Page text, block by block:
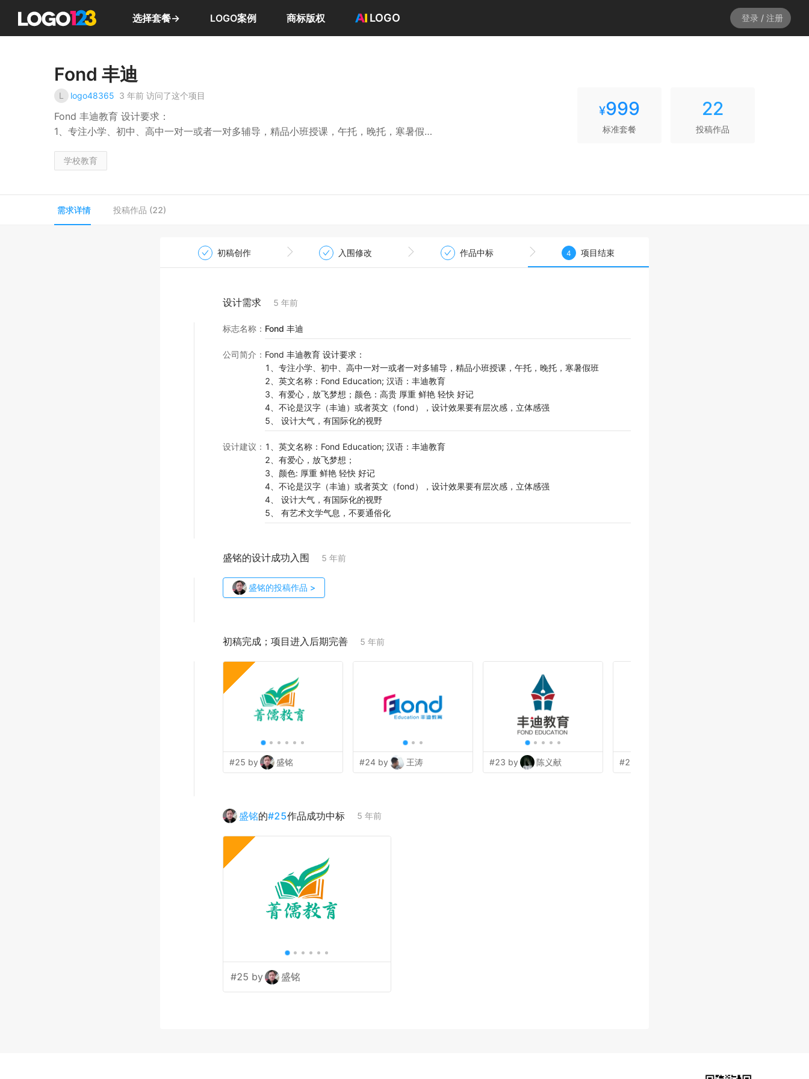
选择套餐→ LOGO案例 商标版权 LOGO 登录 / 注册
Fond 丰迪
L logo48365 3 年前 访问了这个项目
Fond 丰迪教育 设计要求：
1、专注小学、初中、高中一对一或者一对多辅导，精品小班授课，午托，晚托，寒暑假班
3、有爱心，放飞梦想；颜色：高贵 厚重 鲜艳 轻快 好记
5、 设计大气，有国际化的视野
学校教育
¥999
标准套餐
22
投稿作品
需求详情 投稿作品 (22)
初稿创作 入围修改 作品中标 4 项目结束
设计需求 5 年前
标志名称 ： Fond 丰迪
公司简介 ： Fond 丰迪教育 设计要求：
1、专注小学、初中、高中一对一或者一对多辅导，精品小班授课，午托，晚托，寒暑假班
2、英文名称：Fond Education; 汉语：丰迪教育
3、有爱心，放飞梦想；颜色：高贵 厚重 鲜艳 轻快 好记
4、不论是汉字（丰迪）或者英文（fond），设计效果要有层次感，立体感强
5、 设计大气，有国际化的视野
设计建议 ： 1、英文名称：Fond Education; 汉语：丰迪教育
2、有爱心，放飞梦想；
3、颜色: 厚重 鲜艳 轻快 好记
4、不论是汉字（丰迪）或者英文（fond），设计效果要有层次感，立体感强
4、 设计大气，有国际化的视野
5、 有艺术文学气息，不要通俗化
盛铭的设计成功入围 5 年前
盛铭的投稿作品 >
初稿完成；项目进入后期完善 5 年前
#25 by 盛铭 #24 by 王涛 #23 by 陈义献 #21 by
盛铭的#25作品成功中标 5 年前
#25 by 盛铭